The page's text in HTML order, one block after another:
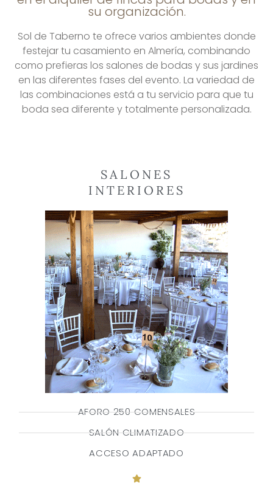
su organización.
Sol de Taberno te ofrece varios ambientes donde
festejar tu casamiento en Almería, combinando
como prefieras los salones de bodas y sus jardines
en las diferentes fases del evento. La variedad de
las combinaciones está a tu servicio para que tu
boda sea diferente y totalmente personalizada.
SALONES
INTERIORES
AFORO 250 COMENSALES
SALÓN CLIMATIZADO
ACCESO ADAPTADO